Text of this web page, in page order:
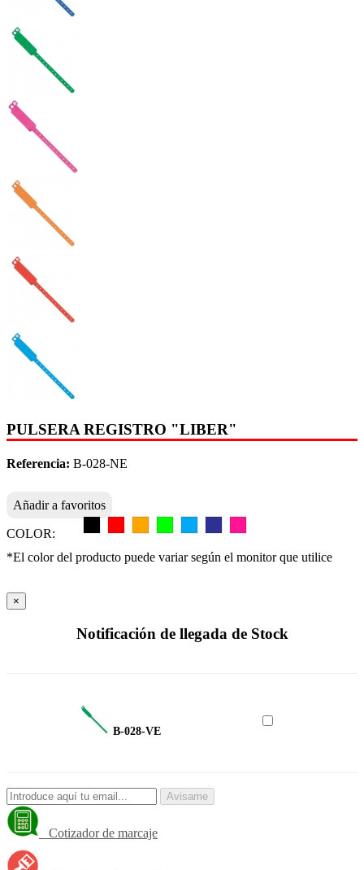
PULSERA REGISTRO "LIBER"
Referencia: B-028-NE
Añadir a favoritos
COLOR:
*El color del producto puede variar según el monitor que utilice
×
Notificación de llegada de Stock
B-028-VE
Avisame
Cotizador de marcaje